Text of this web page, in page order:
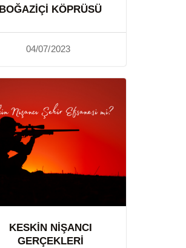
BOĞAZIÇI KÖPRÜSÜ
04/07/2023
KESKIN NIŞANCI
GERÇEKLERI